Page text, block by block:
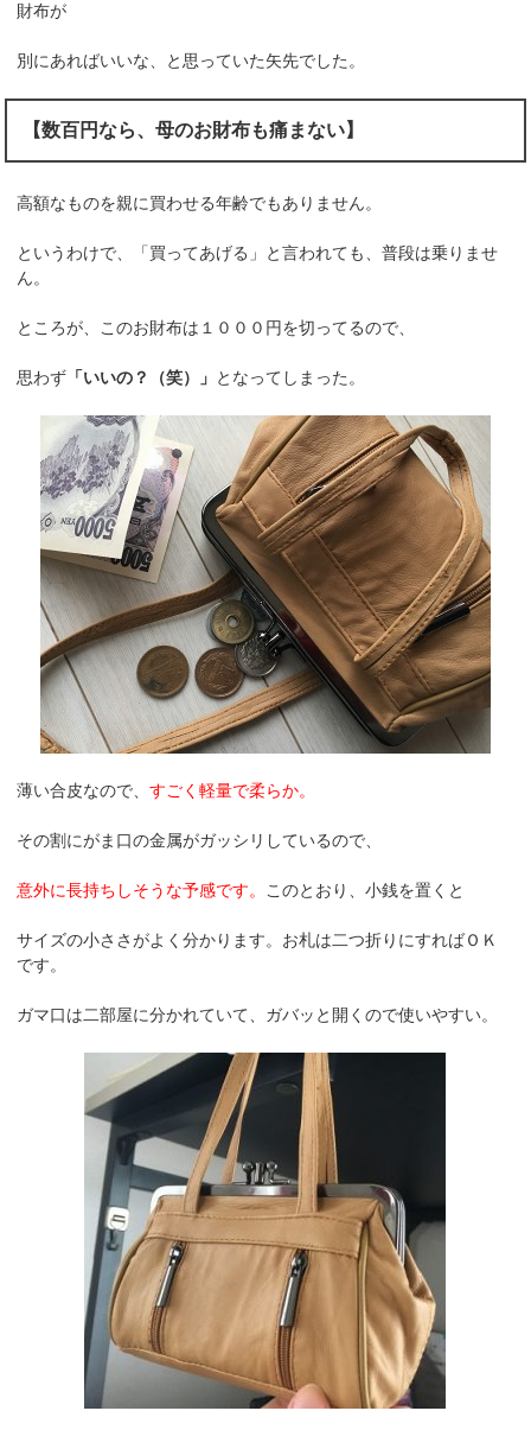
財布が
別にあればいいな、と思っていた矢先でした。
【数百円なら、母のお財布も痛まない】
高額なものを親に買わせる年齢でもありません。
というわけで、「買ってあげる」と言われても、普段は乗りませ
ん。
ところが、このお財布は１０００円を切ってるので、
思わず 「いいの？（笑）」 となってしまった。
薄い合皮なので、すごく軽量で柔らか。
その割にがま口の金属がガッシリしているので、
意外に長持ちしそうな予感です。 このとおり、小銭を置くと
サイズの小ささがよく分かります。お札は二つ折りにすればＯＫ
です。
ガマ口は二部屋に分かれていて、ガバッと開くので使いやすい。